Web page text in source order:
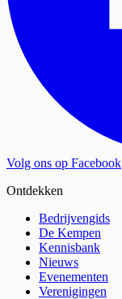
Volg ons op Facebook
Ontdekken
Bedrijvengids
De Kempen
Kennisbank
Nieuws
Evenementen
Verenigingen